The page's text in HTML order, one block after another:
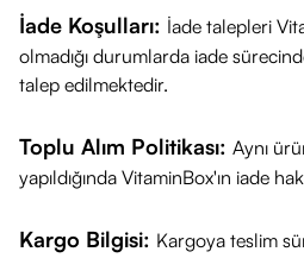
İade Koşulları: İade talepleri
olmadığı durumlarda iade
talep edilmektedir.
Toplu Alım Politikası: Aynı
yapıldığında VitaminBox'ın iade
Kargo Bilgisi: Kargoya teslim